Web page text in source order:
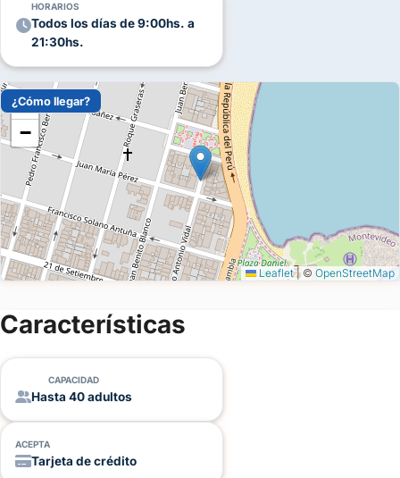
HORARIOS
Todos los días de 9:00hs. a
21:30hs.
+
−
Leaflet |© OpenStreetMap
¿Cómo llegar?
Características
CAPACIDAD
Hasta 40 adultos
ACEPTA
Tarjeta de crédito